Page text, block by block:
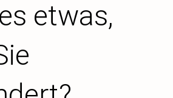
etwas,